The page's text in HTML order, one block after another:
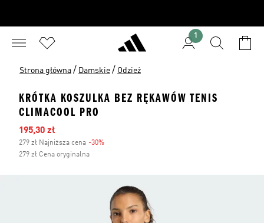
1
Strona główna / Damskie / Odzież
KRÓTKA KOSZULKA BEZ RĘKAWÓW TENIS
CLIMACOOL PRO
Ceny na wyprzedaży
195,30 zł
279 zł Najniższa cena -30%
279 zł Cena oryginalna